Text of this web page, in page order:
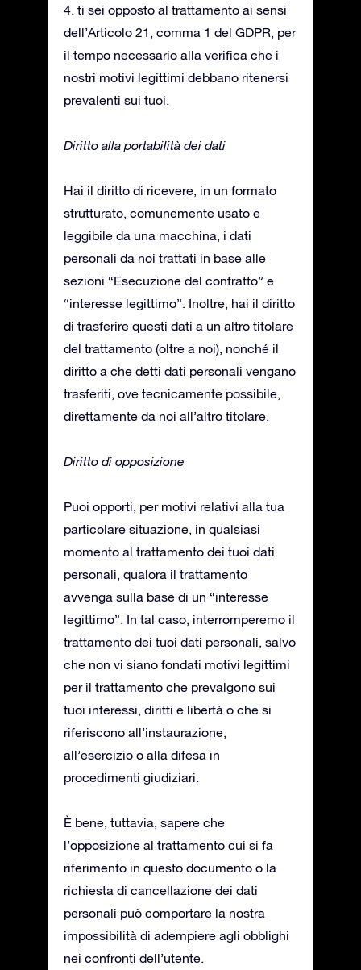
4. ti sei opposto al trattamento ai sensi
dell’Articolo 21, comma 1 del GDPR, per
il tempo necessario alla verifica che i
nostri motivi legittimi debbano ritenersi
prevalenti sui tuoi.
Diritto alla portabilità dei dati
Hai il diritto di ricevere, in un formato
strutturato, comunemente usato e
leggibile da una macchina, i dati
personali da noi trattati in base alle
sezioni “Esecuzione del contratto” e
“interesse legittimo”. Inoltre, hai il diritto
di trasferire questi dati a un altro titolare
del trattamento (oltre a noi), nonché il
diritto a che detti dati personali vengano
trasferiti, ove tecnicamente possibile,
direttamente da noi all’altro titolare.
Diritto di opposizione
Puoi opporti, per motivi relativi alla tua
particolare situazione, in qualsiasi
momento al trattamento dei tuoi dati
personali, qualora il trattamento
avvenga sulla base di un “interesse
legittimo”. In tal caso, interromperemo il
trattamento dei tuoi dati personali, salvo
che non vi siano fondati motivi legittimi
per il trattamento che prevalgono sui
tuoi interessi, diritti e libertà o che si
riferiscono all’instaurazione,
all’esercizio o alla difesa in
procedimenti giudiziari.
È bene, tuttavia, sapere che
l’opposizione al trattamento cui si fa
riferimento in questo documento o la
richiesta di cancellazione dei dati
personali può comportare la nostra
impossibilità di adempiere agli obblighi
nei confronti dell’utente.